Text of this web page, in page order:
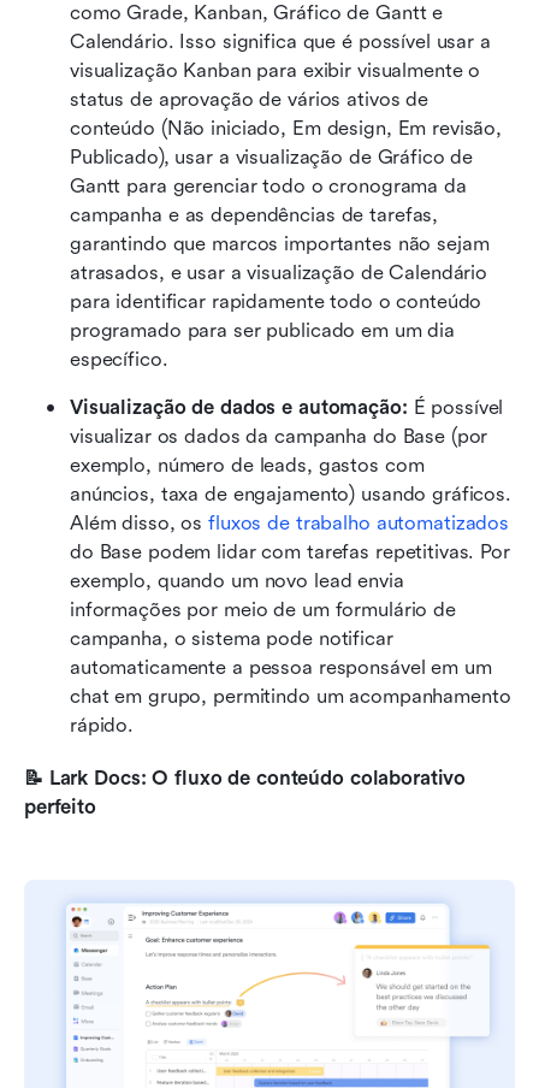
como Grade, Kanban, Gráfico de Gantt e
Calendário. Isso significa que é possível usar a
visualização Kanban para exibir visualmente o
status de aprovação de vários ativos de
conteúdo (Não iniciado, Em design, Em revisão,
Publicado), usar a visualização de Gráfico de
Gantt para gerenciar todo o cronograma da
campanha e as dependências de tarefas,
garantindo que marcos importantes não sejam
atrasados, e usar a visualização de Calendário
para identificar rapidamente todo o conteúdo
programado para ser publicado em um dia
específico.
Visualização de dados e automação: É possível
visualizar os dados da campanha do Base (por
exemplo, número de leads, gastos com
anúncios, taxa de engajamento) usando gráficos.
Além disso, os fluxos de trabalho automatizados
do Base podem lidar com tarefas repetitivas. Por
exemplo, quando um novo lead envia
informações por meio de um formulário de
campanha, o sistema pode notificar
automaticamente a pessoa responsável em um
chat em grupo, permitindo um acompanhamento
rápido.
📝 Lark Docs: O fluxo de conteúdo colaborativo
perfeito